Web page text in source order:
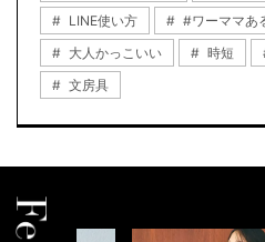
LINE使い方
#ワーママあ
大人かっこいい
時短
文房具